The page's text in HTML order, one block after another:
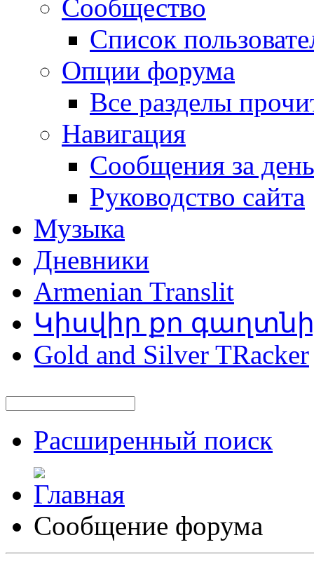
Сообщество
Список
Опции форума
Все разделы
Навигация
Сообщения за день
Руководство сайта
Музыка
Дневники
Armenian Translit
Կիսվիր քո
Gold and Silver TRacker
Расширенный поиск
Сообщение форума